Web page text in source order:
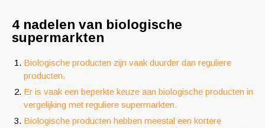
4 nadelen van biologische
supermarkten
Biologische producten zijn vaak duurder dan reguliere
producten.
Er is vaak een beperkte keuze aan biologische producten in
vergelijking met reguliere supermarkten.
Biologische producten hebben meestal een kortere